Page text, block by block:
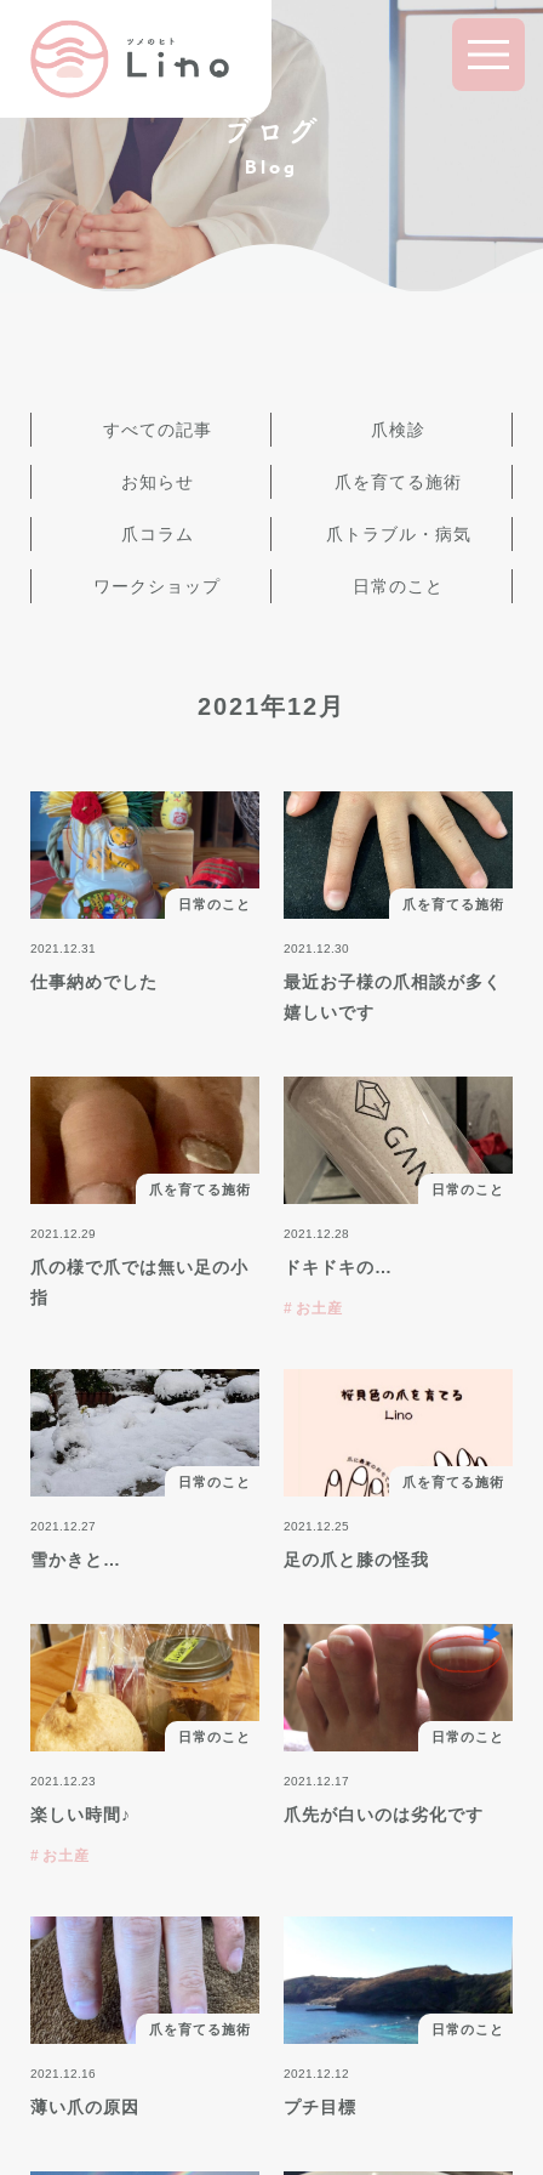
ブログ
Blog
すべての記事 爪検診
お知らせ 爪を育てる施術
爪コラム 爪トラブル・病気
ワークショップ 日常のこと
2021年12月
日常のこと
2021.12.31
仕事納めでした
爪を育てる施術
2021.12.30
最近お子様の爪相談が多く
嬉しいです
爪を育てる施術
2021.12.29
爪の様で爪では無い足の小
指
日常のこと
2021.12.28
ドキドキの…
お土産
日常のこと
2021.12.27
雪かきと…
爪を育てる施術
2021.12.25
足の爪と膝の怪我
日常のこと
2021.12.23
楽しい時間♪
お土産
日常のこと
2021.12.17
爪先が白いのは劣化です
爪を育てる施術
2021.12.16
薄い爪の原因
日常のこと
2021.12.12
プチ目標